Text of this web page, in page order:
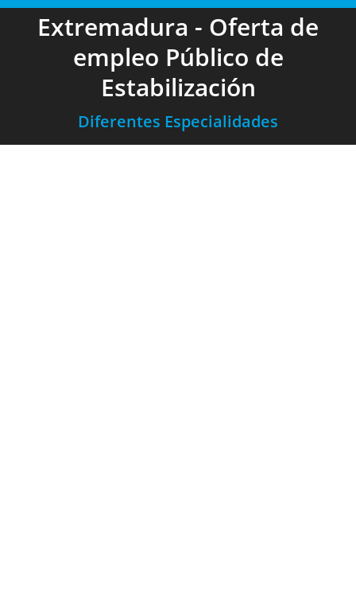
Extremadura - Oferta de
empleo Público de
Estabilización
Diferentes Especialidades